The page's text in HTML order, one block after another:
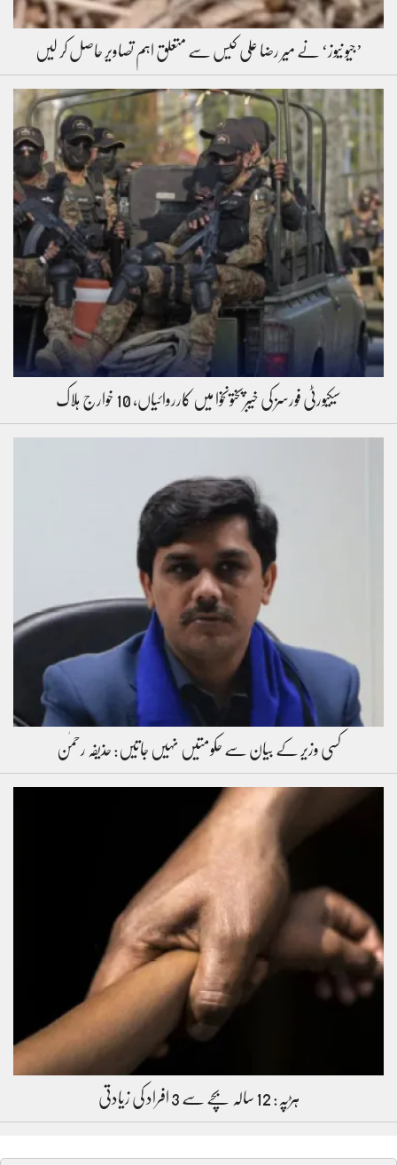
’جیو نیوز‘ نے میر رضا علی کیس سے متعلق اہم تصاویر حاصل کر لیں
سیکیورٹی فورسز کی خیبرپختونخوا میں کارروائیاں، 10 خوارج ہلاک
کسی وزیر کے بیان سے حکومتیں نہیں جاتیں: حذیفہ رحمٰن
ہڑپہ: 12 سالہ بچے سے 3 افراد کی زیادتی